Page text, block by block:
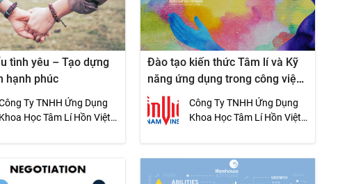
sự khám phá những giá trị tâm lý, những tầng sâu thú vị của tâm hồn.
tình yêu – Tạo dựng
hạnh phúc
Ty TNHH Ứng Dụng
Khoa Học Tâm Lí Hồn Việt -
Đào tạo kiến thức Tâm lí và Kỹ
năng ứng dụng trong công việc
(PEB3)
Công Ty TNHH Ứng Dụng
Khoa Học Tâm Lí Hồn Việt -